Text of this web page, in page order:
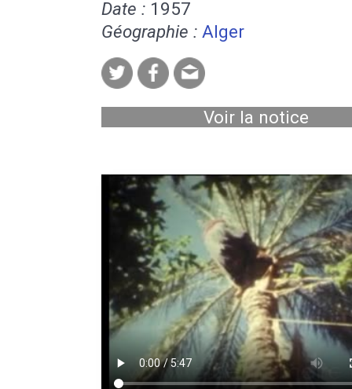
Date : 1957
Géographie : Alger
Voir la notice